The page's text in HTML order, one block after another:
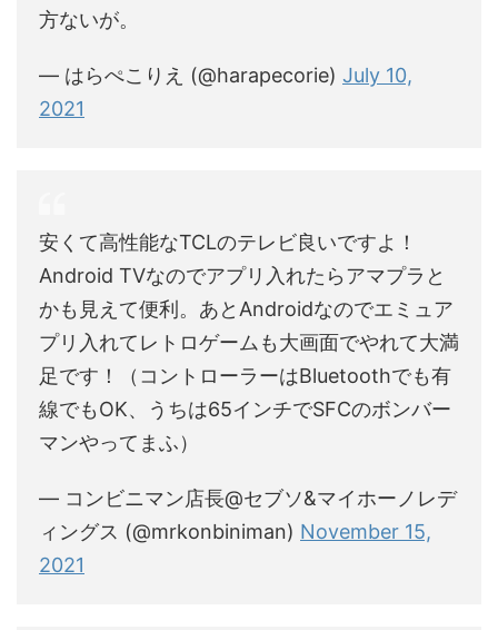
方ないが。
— はらぺこりえ (@harapecorie) July 10,
2021
安くて高性能なTCLのテレビ良いですよ！
Android TVなのでアプリ入れたらアマプラと
かも見えて便利。あとAndroidなのでエミュア
プリ入れてレトロゲームも大画面でやれて大満
足です！（コントローラーはBluetoothでも有
線でもOK、うちは65インチでSFCのボンバー
マンやってまふ）
— コンビニマン店長@セブソ&マイホーノレデ
ィングス (@mrkonbiniman) November 15,
2021